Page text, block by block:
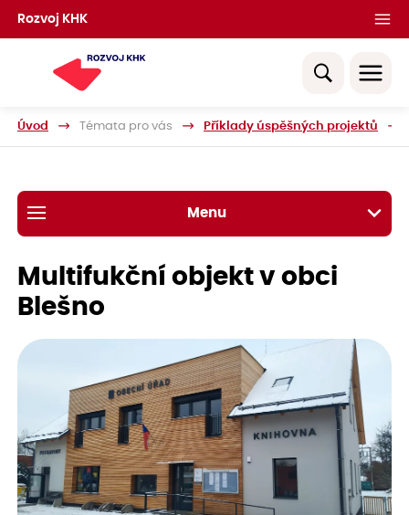
Rozvoj KHK
Úvod Témata pro vás Příklady úspěšných projektů
Menu
Multifukční objekt v obci
Blešno